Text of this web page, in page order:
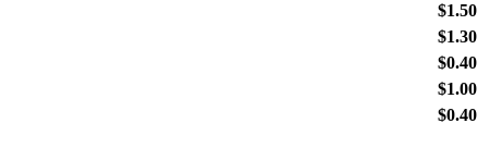
$1.50
$1.30
$0.40
$1.00
$0.40